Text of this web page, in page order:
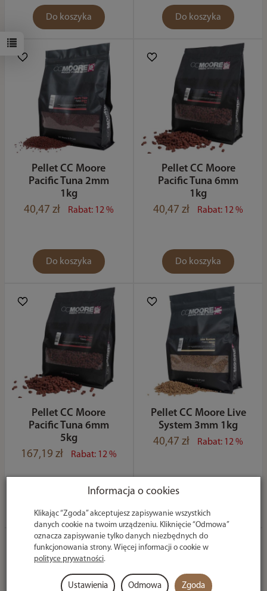
Do koszyka Do koszyka
Pellet CC Moore
Pacific Tuna 2mm
1kg
40,47 zł
Rabat: 12 %
Do koszyka
Pellet CC Moore
Pacific Tuna 6mm
1kg
40,47 zł
Rabat: 12 %
Do koszyka
Pellet CC Moore
Pacific Tuna 6mm
5kg
167,19 zł
Rabat: 12 %
Pellet CC Moore Live
System 3mm 1kg
40,47 zł
Rabat: 12 %
Informacja o cookies
Klikając “Zgoda” akceptujesz zapisywanie wszystkich
danych cookie na twoim urządzeniu. Kliknięcie “Odmowa”
oznacza zapisywanie tylko danych niezbędnych do
funkcjonowania strony. Więcej informacji o cookie w
polityce prywatności.
Ustawienia Odmowa Zgoda